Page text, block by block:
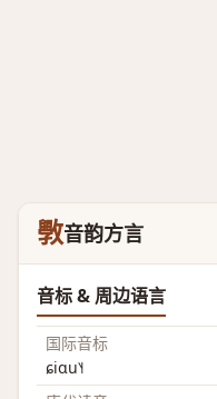
斆音韵方言
音标 & 周边语言
国际音标
ɕiɑu˥˧